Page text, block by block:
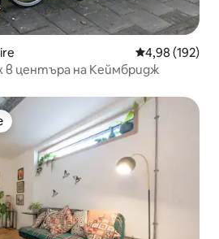
Средна
4,98 (192)
в центъра на Кеймбридж
на гостите